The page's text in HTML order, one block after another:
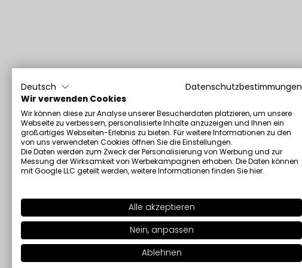
Deutsch
Datenschutzbestimmungen
Wir verwenden Cookies
Wir können diese zur Analyse unserer Besucherdaten platzieren, um unsere
Webseite zu verbessern, personalisierte Inhalte anzuzeigen und Ihnen ein
großartiges Webseiten-Erlebnis zu bieten. Für weitere Informationen zu den
von uns verwendeten Cookies öffnen Sie die Einstellungen.
Die Daten werden zum Zweck der Personalisierung von Werbung und zur
Messung der Wirksamkeit von Werbekampagnen erhoben. Die Daten können
mit Google LLC geteilt werden, weitere Informationen finden Siehier.
Alle akzeptieren
Nein, anpassen
Ablehnen